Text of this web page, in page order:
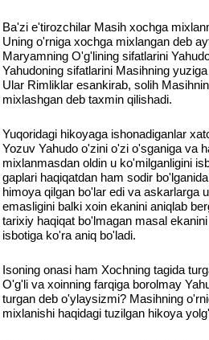
Ba'zi e'tirozchilar Masih xochga
Uning o'rniga xochga mixlangan deb
Maryamning O'g'lining sifatlarini
Yahudoning sifatlarini Masihning
Ular Rimliklar esankirab, solih
mixlashgan deb taxmin qilishadi.
Yuqoridagi hikoyaga ishonadiganlar
Yozuv Yahudo o'zini o'zi o'sganiga va
mixlanmasdan oldin u ko'milganligini
gaplari haqiqatdan ham sodir
himoya qilgan bo'lar edi va askarlarga
emasligini balki xoin ekanini aniqlab
tarixiy haqiqat bo'lmagan masal
isbotiga ko'ra aniq bo'ladi.
Isoning onasi ham Xochning tagida
O'g'li va xoinning farqiga borolmay
turgan deb o'ylaysizmi? Masihning
mixlanishi haqidagi tuzilgan hikoya